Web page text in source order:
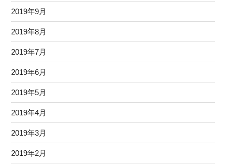
2019年9月
2019年8月
2019年7月
2019年6月
2019年5月
2019年4月
2019年3月
2019年2月